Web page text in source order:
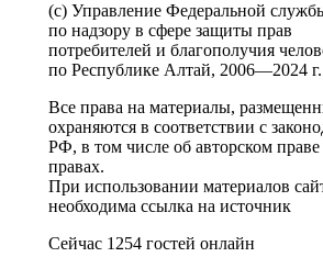
(c) Управление Федеральной
по надзору в сфере защиты прав
потребителей и благополучия
по Республике Алтай, 2006—2024 г.
Все права на материалы,
охраняются в соответствии с
РФ, в том числе об авторском
правах.
При использовании материалов
необходима ссылка на источник
Сейчас 1254 гостей онлайн